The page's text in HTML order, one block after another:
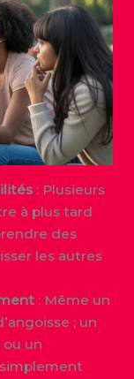
: Plusieurs
à plus tard
des
les autres
: Même un
; un
un